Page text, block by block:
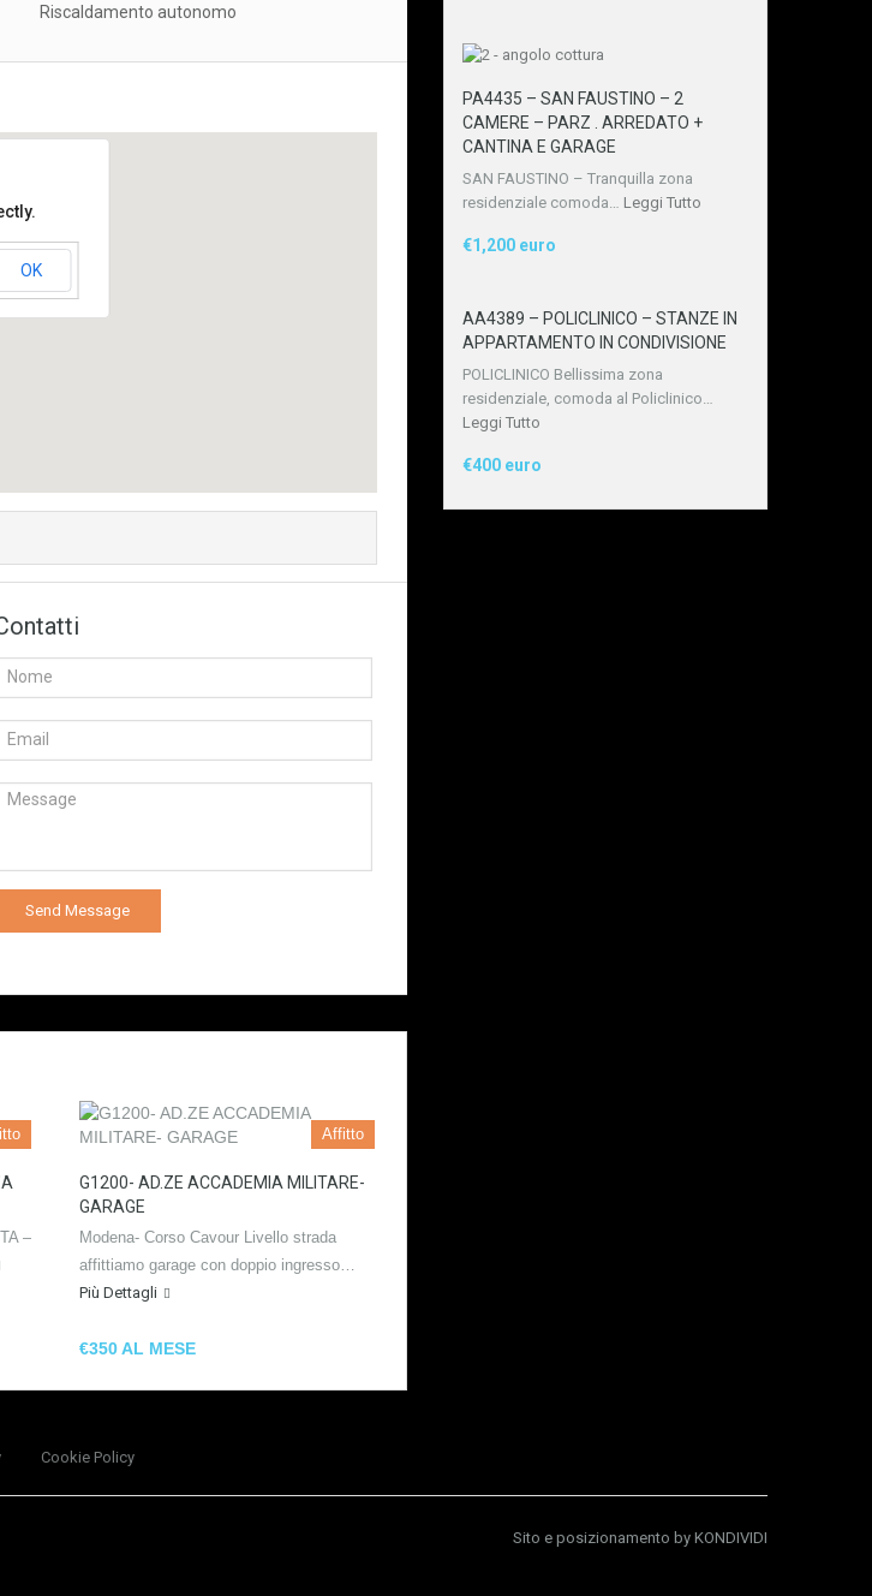
Riscaldamento autonomo
OK
–
Affitto
G1200- AD.ZE ACCADEMIA MILITARE-
GARAGE
Modena- Corso Cavour Livello strada
affittiamo garage con doppio ingresso…
Più Dettagli
€350 AL MESE
PA4435 – SAN FAUSTINO – 2
CAMERE – PARZ . ARREDATO +
CANTINA E GARAGE
SAN FAUSTINO – Tranquilla zona
residenziale comoda… Leggi Tutto
€1,200 euro
AA4389 – POLICLINICO – STANZE IN
APPARTAMENTO IN CONDIVISIONE
POLICLINICO Bellissima zona
residenziale, comoda al Policlinico…
Leggi Tutto
€400 euro
Cookie Policy
Sito e posizionamento by KONDIVIDI